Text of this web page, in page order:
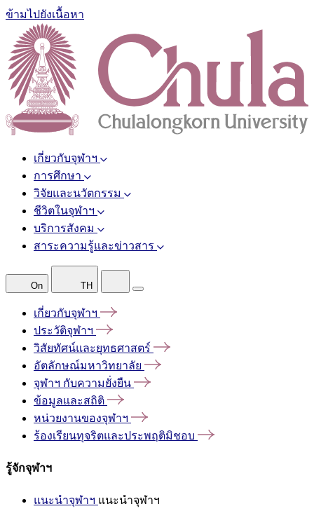
ข้ามไปยังเนื้อหา
เกี่ยวกับจุฬาฯ
การศึกษา
วิจัยและนวัตกรรม
ชีวิตในจุฬาฯ
บริการสังคม
สาระความรู้และข่าวสาร
On TH
เกี่ยวกับจุฬาฯ
ประวัติจุฬาฯ
วิสัยทัศน์และยุทธศาสตร์
อัตลักษณ์มหาวิทยาลัย
จุฬาฯ กับความยั่งยืน
ข้อมูลและสถิติ
หน่วยงานของจุฬาฯ
ร้องเรียนทุจริตและประพฤติมิชอบ
รู้จักจุฬาฯ
แนะนำจุฬาฯ แนะนำจุฬาฯ